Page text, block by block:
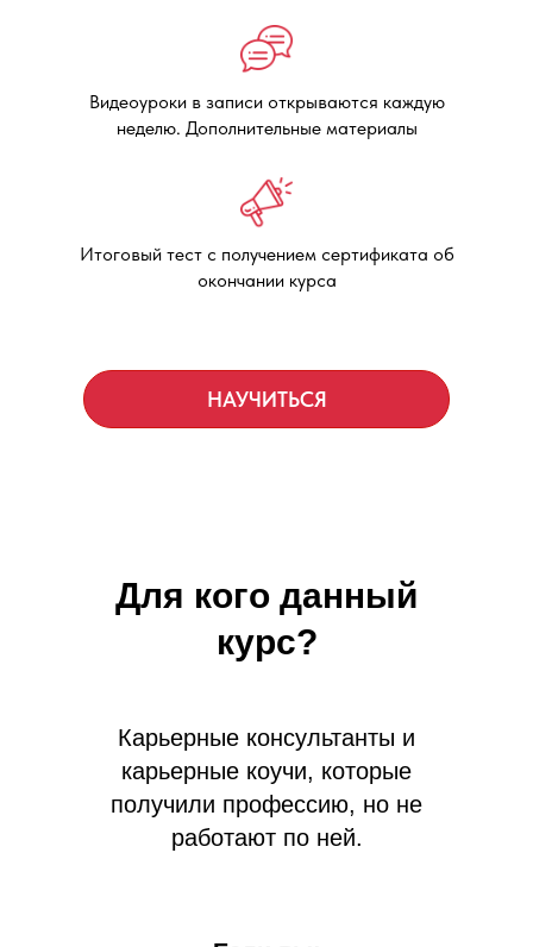
НАУЧИТЬСЯ
Видеоуроки в записи открываются каждую
неделю. Дополнительные материалы
Итоговый тест с получением сертификата об
окончании курса
Для кого данный
курс?
Карьерные консультанты и
карьерные коучи, которые
получили профессию, но не
работают по ней.